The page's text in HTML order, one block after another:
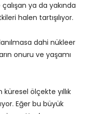
ya da yakında
halen tartışılıyor.
dahi nükleer
onuru ve yaşamı
ölçekte yıllık
Eğer bu büyük